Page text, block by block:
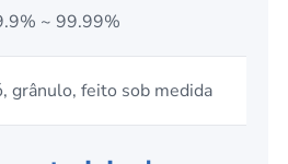
~ 99.99%
grânulo, feito sob medida